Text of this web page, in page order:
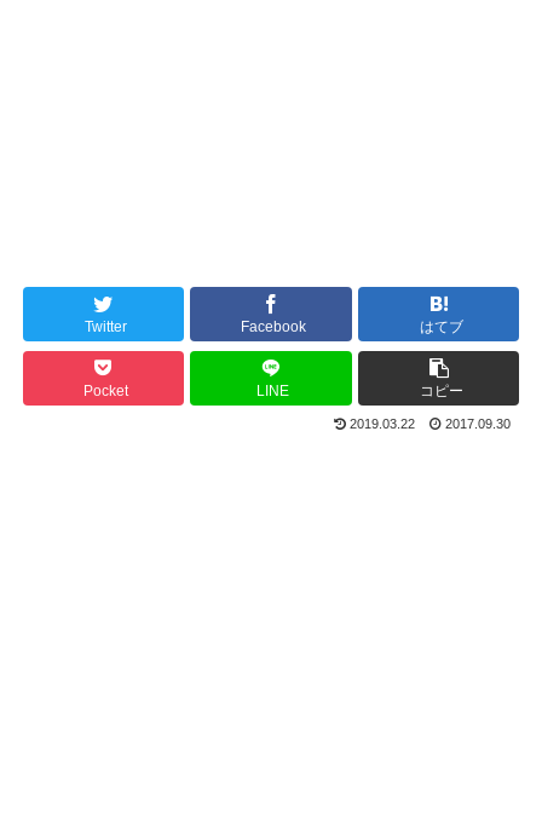
Twitter Facebook はてブ
Pocket LINE コピー
2019.03.22 2017.09.30